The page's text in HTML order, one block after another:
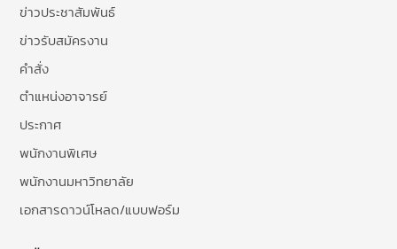
ข่าวประชาสัมพันธ์
ข่าวรับสมัครงาน
คำสั่ง
ตำแหน่งอาจารย์
ประกาศ
พนักงานพิเศษ
พนักงานมหาวิทยาลัย
เอกสารดาวน์โหลด/แบบฟอร์ม